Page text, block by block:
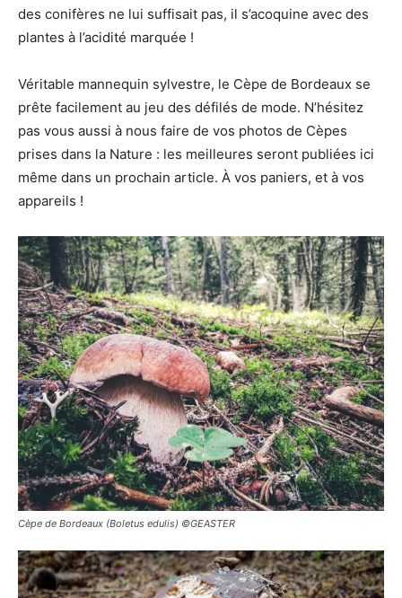
des conifères ne lui suffisait pas, il s’acoquine avec des
plantes à l’acidité marquée !
Véritable mannequin sylvestre, le Cèpe de Bordeaux se
prête facilement au jeu des défilés de mode. N’hésitez
pas vous aussi à nous faire de vos photos de Cèpes
prises dans la Nature : les meilleures seront publiées ici
même dans un prochain article. À vos paniers, et à vos
appareils !
Cèpe de Bordeaux (Boletus edulis) ©GEASTER